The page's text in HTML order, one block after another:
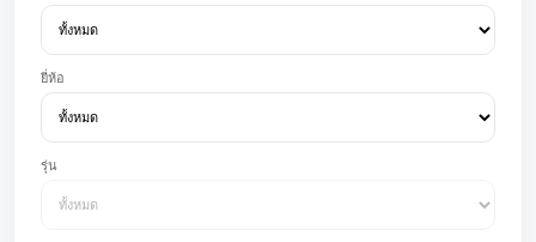
ยี่ห้อ
รุ่น